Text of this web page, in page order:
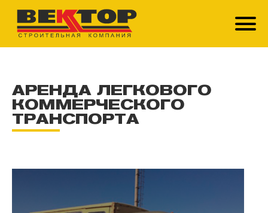
АРЕНДА ЛЕГКОВОГО
КОММЕРЧЕСКОГО
ТРАНСПОРТА